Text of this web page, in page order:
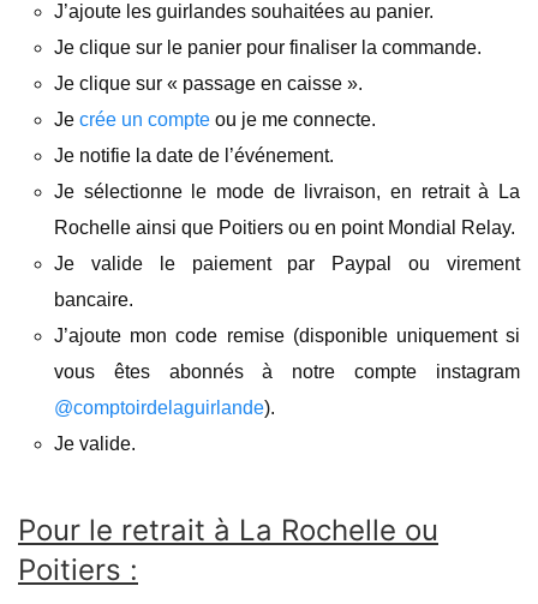
J’ajoute les guirlandes souhaitées au panier.
Je clique sur le panier pour finaliser la commande.
Je clique sur « passage en caisse ».
Je crée un compte ou je me connecte.
Je notifie la date de l’événement.
Je sélectionne le mode de livraison, en retrait à La
Rochelle ainsi que Poitiers ou en point Mondial Relay.
Je valide le paiement par Paypal ou virement
bancaire.
J’ajoute mon code remise (disponible uniquement si
vous êtes abonnés à notre compte instagram
@comptoirdelaguirlande).
Je valide.
Pour le retrait à La Rochelle ou
Poitiers :